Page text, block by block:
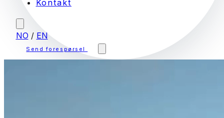
Kontakt
NO / EN
Send forespørsel